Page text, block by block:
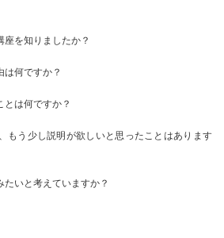
座を知りましたか？
は何ですか？
とは何ですか？
もう少し説明が欲しいと思ったことはあります
たいと考えていますか？